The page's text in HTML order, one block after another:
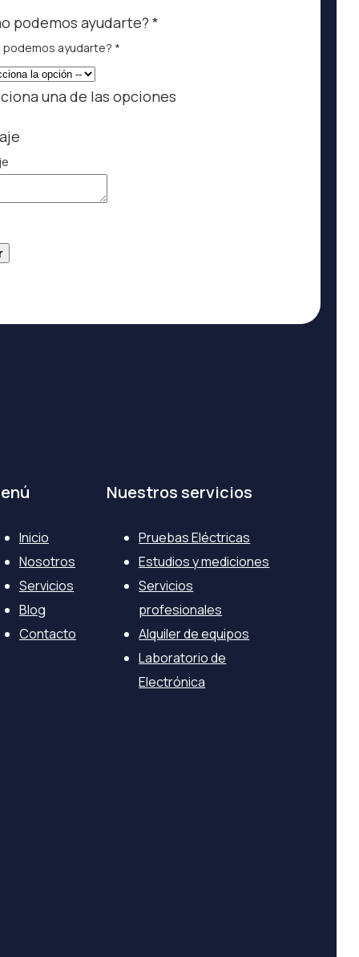
podemos ayudarte? *
podemos ayudarte? *
una de las opciones
Inicio
Nosotros
Servicios
Blog
Contacto
Nuestros servicios
Pruebas Eléctricas
Estudios y mediciones
Servicios
profesionales
Alquiler de equipos
Laboratorio de
Electrónica